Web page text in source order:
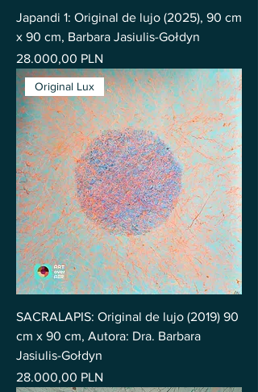
Japandi 1: Original de lujo (2025), 90 cm
x 90 cm, Barbara Jasiulis-Gołdyn
Precio
28.000,00 PLN
Original Lux
SACRALAPIS: Original de lujo (2019) 90
cm x 90 cm, Autora: Dra. Barbara
Jasiulis-Gołdyn
Precio
28.000,00 PLN